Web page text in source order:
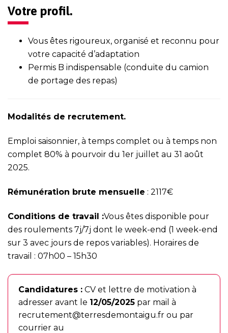
Votre profil.
Vous êtes rigoureux, organisé et reconnu pour
votre capacité d’adaptation
Permis B indispensable (conduite du camion
de portage des repas)
Modalités de recrutement.
Emploi saisonnier, à temps complet ou à temps non
complet 80% à pourvoir du 1er juillet au 31 août
2025.
Rémunération brute mensuelle : 2117€
Conditions de travail :Vous êtes disponible pour
des roulements 7j/7j dont le week-end (1 week-end
sur 3 avec jours de repos variables). Horaires de
travail : 07h00 – 15h30
Candidatures : CV et lettre de motivation à
adresser avant le 12/05/2025 par mail à
recrutement@terresdemontaigu.fr ou par
courrier au